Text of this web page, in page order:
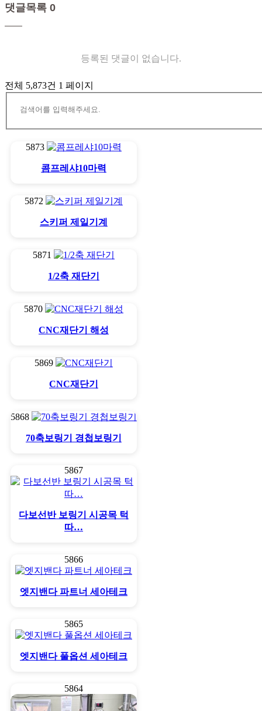
댓글목록 0
등록된 댓글이 없습니다.
전체 5,873건 1 페이지
5873
콤프레샤10마력
5872
스키퍼 제일기계
5871
1/2축 재단기
5870
CNC재단기 해성
5869
CNC재단기
5868
70축보링기 경첩보링기
5867
다보선반 보링기 시공목 턱
따…
5866
엣지밴다 파트너 세아테크
5865
엣지밴다 풀옵션 세아테크
5864